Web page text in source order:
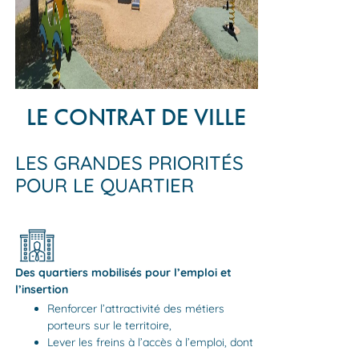
LE CONTRAT DE VILLE
LES GRANDES PRIORITÉS
POUR LE QUARTIER
Des quartiers mobilisés pour l’emploi et
l’insertion
Renforcer l’attractivité des métiers
porteurs sur le territoire,
Lever les freins à l’accès à l’emploi, dont